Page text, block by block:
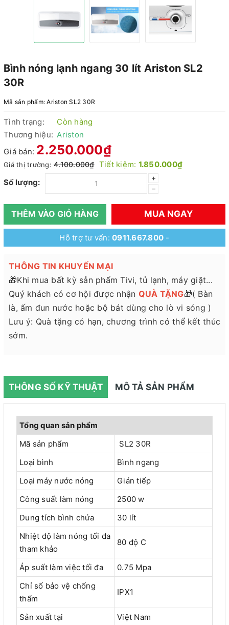
Bình nóng lạnh ngang 30 lít Ariston SL2
30R
Mã sản phẩm:Ariston SL2 30R
Tình trạng:
Còn hàng
Thương hiệu: Ariston
Giá bán: 2.250.000₫
Giá thị trường: 4.100.000₫ Tiết kiệm: 1.850.000₫
Số lượng:
+
–
THÊM VÀO GIỎ HÀNG MUA NGAY
Hỗ trợ tư vấn:0911.667.800 -
THÔNG TIN KHUYẾN MẠI
🎁Khi mua bất kỳ sản phẩm Tivi, tủ lạnh, máy giặt...
Quý khách có cơ hội được nhận QUÀ TẶNG🎁( Bàn
là, ấm đun nước hoặc bộ bát dùng cho lò vi sóng )
Lưu ý: Quà tặng có hạn, chương trình có thể kết thúc
sớm.
THÔNG SỐ KỸ THUẬT MÔ TẢ SẢN PHẨM
Tổng quan sản phẩm
Mã sản phẩm
SL2 30R
Loại bình
Bình ngang
Loại máy nước nóng
Gián tiếp
Công suất làm nóng
2500 w
Dung tích bình chứa
30 lít
Nhiệt độ làm nóng tối đa
tham khảo
80 độ C
Áp suất làm việc tối đa
0.75 Mpa
Chỉ số bảo vệ chống
thấm
IPX1
Sản xuất tại
Việt Nam